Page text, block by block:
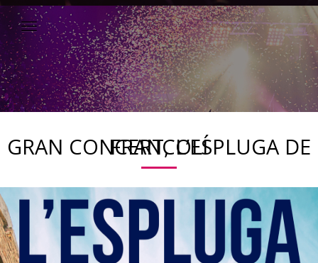
GRAN CONCERT, L’ESPLUGA DE FRANCOLÍ